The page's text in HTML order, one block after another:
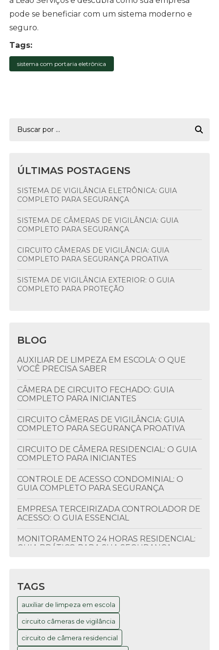
pode se beneficiar com um sistema moderno e
seguro.
Tags:
sistema com portaria eletrônica
ÚLTIMAS POSTAGENS
SISTEMA DE VIGILÂNCIA ELETRÔNICA: GUIA
COMPLETO PARA SEGURANÇA
SISTEMA DE CÂMERAS DE VIGILÂNCIA: GUIA
COMPLETO PARA SEGURANÇA
CIRCUITO CÂMERAS DE VIGILÂNCIA: GUIA
COMPLETO PARA SEGURANÇA PROATIVA
SISTEMA DE VIGILÂNCIA EXTERIOR: O GUIA
COMPLETO PARA PROTEÇÃO
BLOG
AUXILIAR DE LIMPEZA EM ESCOLA: O QUE
VOCÊ PRECISA SABER
CÂMERA DE CIRCUITO FECHADO: GUIA
COMPLETO PARA INICIANTES
CIRCUITO CÂMERAS DE VIGILÂNCIA: GUIA
COMPLETO PARA SEGURANÇA PROATIVA
CIRCUITO DE CÂMERA RESIDENCIAL: O GUIA
COMPLETO PARA INICIANTES
CONTROLE DE ACESSO CONDOMINIAL: O
GUIA COMPLETO PARA SEGURANÇA
EMPRESA TERCEIRIZADA CONTROLADOR DE
ACESSO: O GUIA ESSENCIAL
MONITORAMENTO 24 HORAS RESIDENCIAL:
GUIA PRÁTICO PARA SUA SEGURANÇA
MONITORAMENTO RESIDENCIAL 24 HORAS:
O GUIA COMPLETO PARA SUA SEGURANÇA
MONITORAMENTO RESIDENCIAL 24 HORAS:
O GUIA COMPLETO QUE VOCÊ PRECISA
TAGS
auxiliar de limpeza em escola
circuito câmeras de vigilância
circuito de câmera residencial